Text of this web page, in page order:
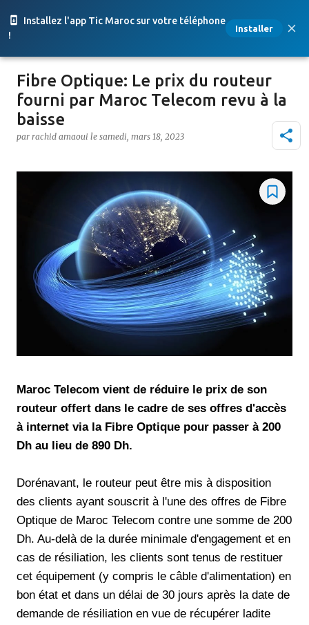
Installez l'app Tic Maroc sur votre téléphone
!
Installer
Accéder au contenu principal
Fibre Optique: Le prix du routeur
fourni par Maroc Telecom revu à la
baisse
par rachid amaoui le samedi, mars 18, 2023
Maroc Telecom vient de réduire le prix de son
routeur offert dans le cadre de ses offres d'accès
à internet via la Fibre Optique pour passer à 200
Dh au lieu de 890 Dh.
Dorénavant, le routeur peut être mis à disposition
des clients ayant souscrit à l'une des offres de Fibre
Optique de Maroc Telecom contre une somme de 200
Dh. Au-delà de la durée minimale d'engagement et en
cas de résiliation, les clients sont tenus de restituer
cet équipement (y compris le câble d'alimentation) en
bon état et dans un délai de 30 jours après la date de
demande de résiliation en vue de récupérer ladite